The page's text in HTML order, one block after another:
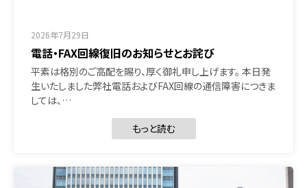
2026年7月29日
電話・FAX回線復旧のお知らせとお詫び
平素は格別のご高配を賜り、厚く御礼申し上げます。 本日発
生いたしました弊社電話およびFAX回線の通信障害につきま
しては、…
もっと読む